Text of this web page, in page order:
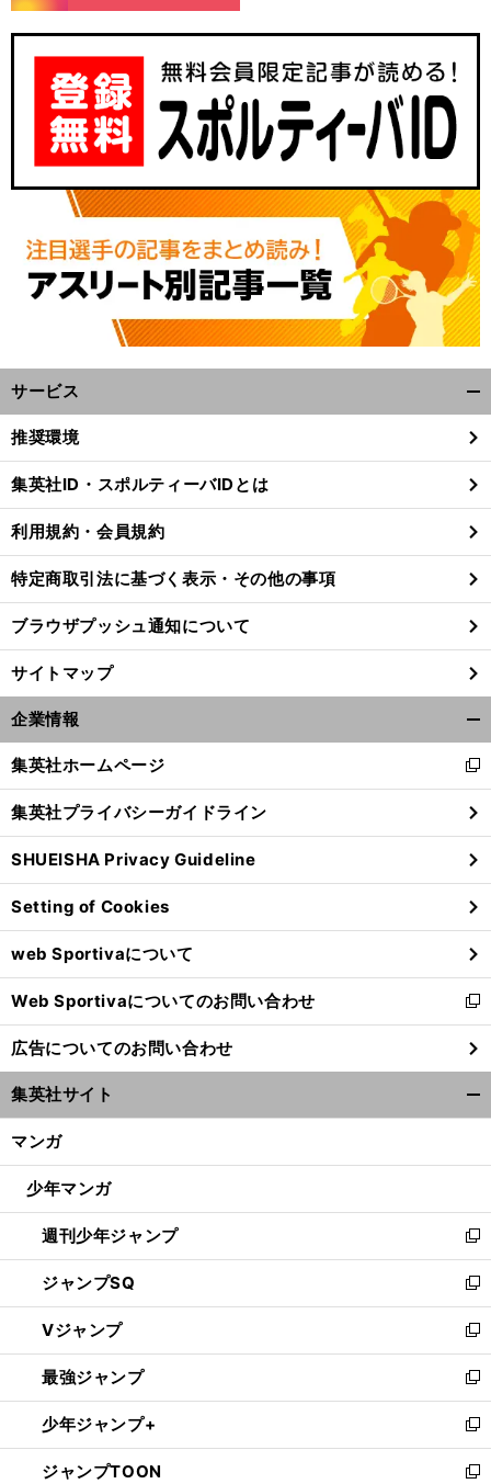
昇格目前のジュビロ磐田
遠藤保仁の職人芸「
駄パス→スルーパス
が出た
サービス
閉
る
推奨環境
集英社ID・スポルティーバIDとは
利用規約・会員規約
特定商取引法に基づく表示・その他の事項
ブラウザプッシュ通知について
サイトマップ
企業情報
閉
る
集英社ホームページ
新
し
い
ウ
ィ
ン
ド
ウ
で
開
く
集英社プライバシーガイドライン
SHUEISHA Privacy Guideline
Setting of Cookies
web Sportivaについて
Web Sportivaについてのお問い合わせ
新
し
い
ウ
ィ
ン
ウ
開
く
広告についてのお問い合わせ
集英社サイト
マンガ
少年マンガ
週刊少年ジャンプ
新
し
い
ウ
ィ
ン
ド
ウ
で
開
く
ジャンプSQ
新
し
い
ウ
ィ
ン
ド
ウ
で
Vジャンプ
新
し
い
ウ
ィ
ン
ド
最強ジャンプ
新
し
い
ウ
ィ
少年ジャンプ+
新
し
い
ジャンプTOON
新